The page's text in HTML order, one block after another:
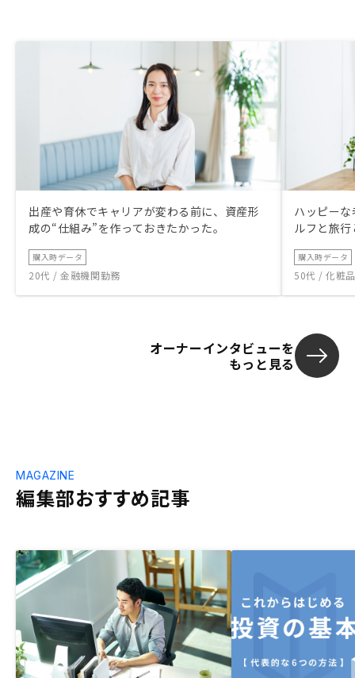
出産や育休でキャリアが変わる前に、資産形
成の“仕組み”を作っておきたかった。
購入時データ
20代 / 金融機関勤務
ハッピー
ルフと旅
購入時データ
50代 / 化粧
オーナーインタビューを
もっと見る
編集部おすすめ記事
MAGAZINE